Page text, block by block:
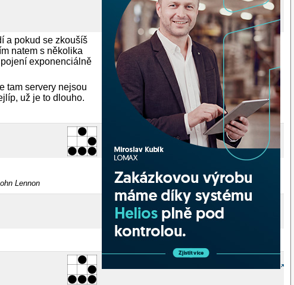
a pokud se zkoušíš
natem s několika
exponenciálně
tam servery nejsou
už je to dlouho.
Lennon